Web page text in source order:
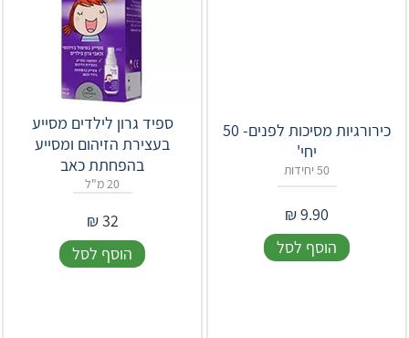
כירורגיות‎ ‎מסיכות לפנים- 50
יחי'
50 יחידות
9.90
₪
הוסף לסל
ספיד גרון לילדים מסייע
בעצירת הזיהום ומסייע
בהפחתת כאב
20 מ"ל
32
₪
הוסף לסל